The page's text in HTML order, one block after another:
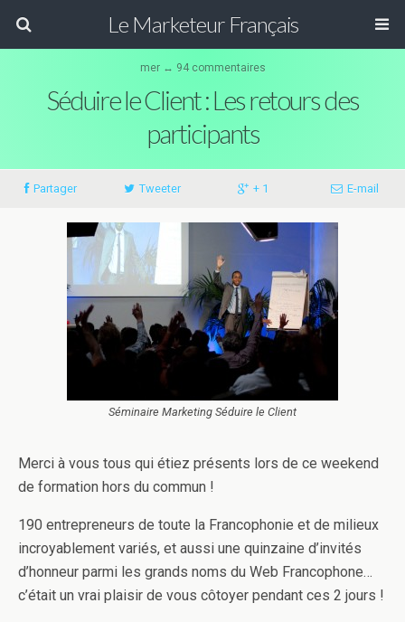
Le Marketeur Français
mer ↔ 94 commentaires
Séduire le Client : Les retours des
participants
Partager Tweeter + 1 E-mail
Séminaire Marketing Séduire le Client
Merci à vous tous qui étiez présents lors de ce weekend
de formation hors du commun !
190 entrepreneurs de toute la Francophonie et de milieux
incroyablement variés, et aussi une quinzaine d’invités
d’honneur parmi les grands noms du Web Francophone…
c’était un vrai plaisir de vous côtoyer pendant ces 2 jours !